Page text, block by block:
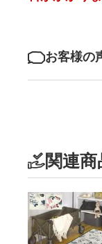
お客様の
関連商